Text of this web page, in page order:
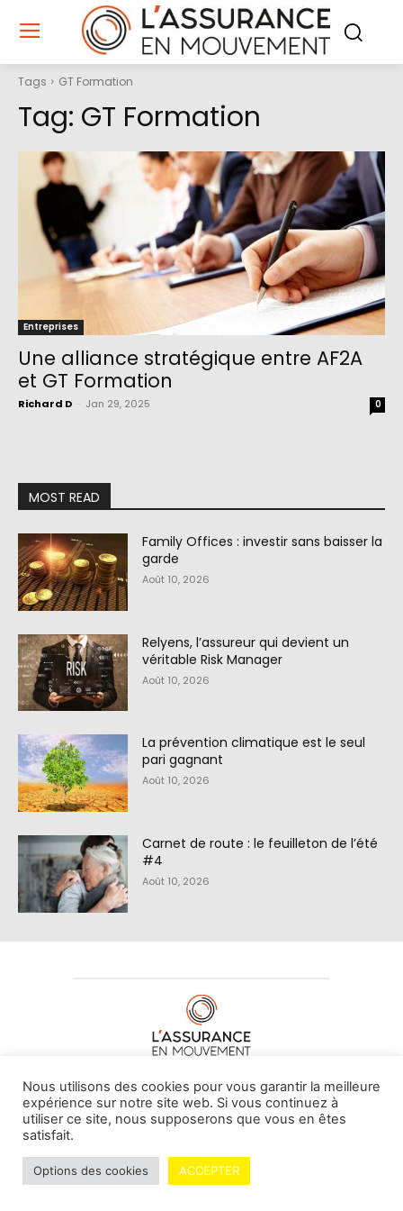
Tags GT Formation
Tag: GT Formation
Entreprises
Une alliance stratégique entre AF2A
et GT Formation
Richard D Jan 29, 2025 0
MOST READ
Family Offices : investir sans baisser la
garde
Août 10, 2026
Relyens, l’assureur qui devient un
véritable Risk Manager
Août 10, 2026
La prévention climatique est le seul
pari gagnant
Août 10, 2026
Carnet de route : le feuilleton de l’été
#4
Août 10, 2026
À PROPOS DE NOUS•CONTACT
© L'assurance en mouvement -By Vovoxx Média
Mentions légales Contributeurs
Nous utilisons des cookies pour vous garantir la meilleure
expérience sur notre site web. Si vous continuez à
utiliser ce site, nous supposerons que vous en êtes
satisfait.
Options des cookies ACCEPTER